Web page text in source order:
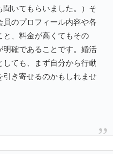
聞いてもらいました。）そ
員のプロフィール内容や各
と、料金が高くてもその
明確であることです。婚活
しても、まず自分から行動
引き寄せるのかもしれませ